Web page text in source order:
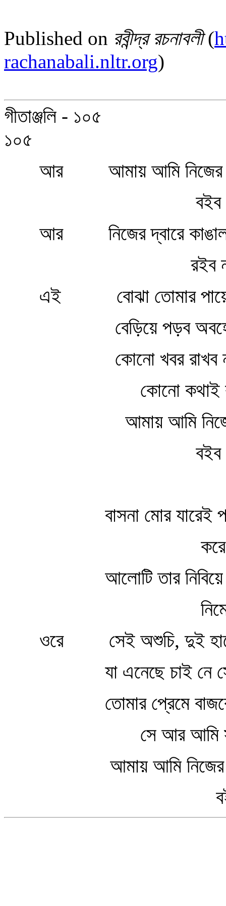
Published on রবীন্দ্র রচনাবলী(
rachanabali.nltr.org)
গীতাঞ্জলি - ১০৫
১০৫
আর আমায় আমি নিজের
বইব
আর নিজের দ্বারে কাঙাল
রইব
এই বোঝা তোমার পায়ে
বেড়িয়ে পড়ব
কোনো খবর রাখব না
কোনো কথাই
আমায় আমি নিজের
বইব
বাসনা মোর যারেই
করে
আলোটি তার নিবিয়ে
ওরে সেই অশুচি, দুই
যা এনেছে চাই নে
তোমার প্রেমে বাজবে
সে আর আমি
আমায় আমি নিজের
বইব